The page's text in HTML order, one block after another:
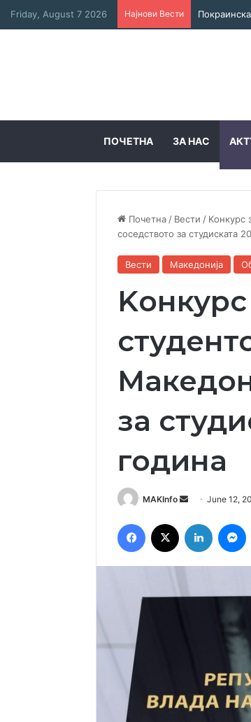
Friday, August 7 2026 Најнови Вести
ПОЧЕТНА ЗА НАС
Почетна / Вести / Kонкурс
соседството за студиската
Вести Македонија
за
година
MAKInfo
Send
email
June 12,
Facebook LinkedIn